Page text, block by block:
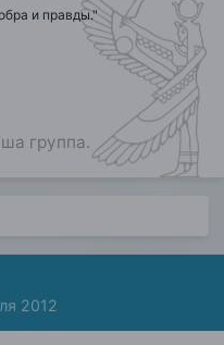
и правды."
группа.
2012